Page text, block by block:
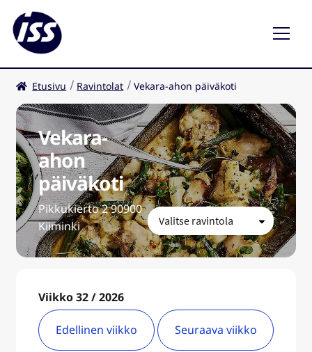
Ravintolat
Kahvilat
FI
Etusivu Ravintolat Vekara-ahon päiväkoti
Vekara-
ahon
päiväkoti
Pikkukierto 2 90900
Kiiminki
Viikko 32 / 2026
Edellinen viikko Seuraava viikko